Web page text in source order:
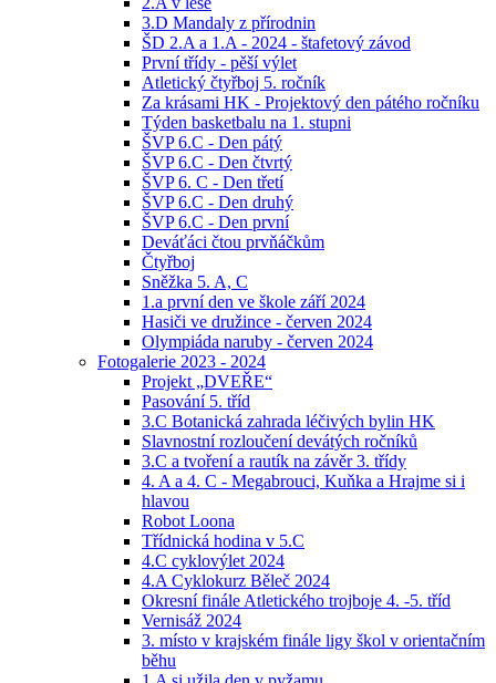
3.D Mandaly z přírodnin
ŠD 2.A a 1.A - 2024 - štafetový závod
První třídy - pěší výlet
Atletický čtyřboj 5. ročník
Za krásami HK - Projektový den pátého ročníku
Týden basketbalu na 1. stupni
ŠVP 6.C - Den pátý
ŠVP 6.C - Den čtvrtý
ŠVP 6. C - Den třetí
ŠVP 6.C - Den druhý
ŠVP 6.C - Den první
Deváťáci čtou prvňáčkům
Čtyřboj
Sněžka 5. A, C
1.a první den ve škole září 2024
Hasiči ve družince - červen 2024
Olympiáda naruby - červen 2024
Fotogalerie 2023 - 2024
Projekt „DVEŘE“
Pasování 5. tříd
3.C Botanická zahrada léčivých bylin HK
Slavnostní rozloučení devátých ročníků
3.C a tvoření a rautík na závěr 3. třídy
4. A a 4. C - Megabrouci, Kuňka a Hrajme si i
hlavou
Robot Loona
Třídnická hodina v 5.C
4.C cyklovýlet 2024
4.A Cyklokurz Běleč 2024
Okresní finále Atletického trojboje 4. -5. tříd
Vernisáž 2024
3. místo v krajském finále ligy škol v orientačním
běhu